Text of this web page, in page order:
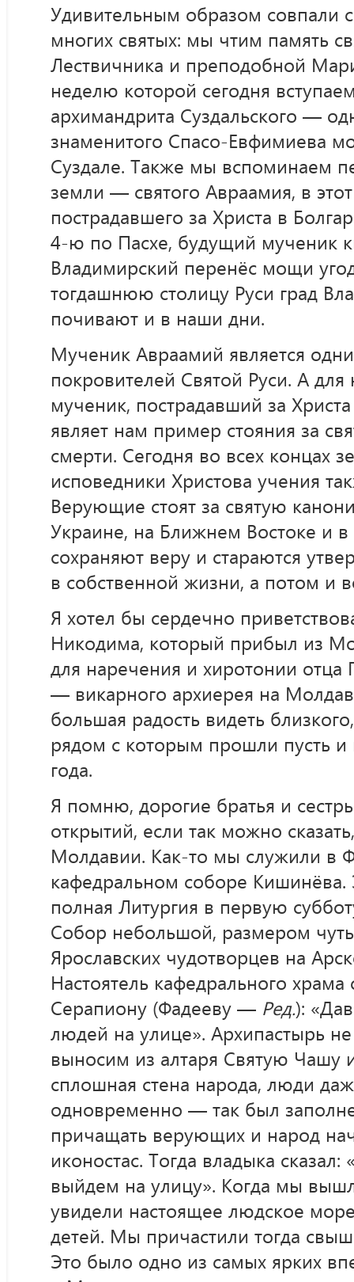
Удивительным образом совпали
многих святых: мы чтим память
Лествичника и преподобной
неделю которой сегодня
архимандрита Суздальского —
знаменитого Спасо-Евфимиева
Суздале. Также мы вспоминаем
земли — святого Авраамия, в
пострадавшего за Христа в
4-ю по Пасхе, будущий мученик
Владимирский перенёс мощи
тогдашнюю столицу Руси град
почивают и в наши дни.
Мученик Авраамий является
покровителей Святой Руси. А
мученик, пострадавший за
являет нам пример стояния за
смерти. Сегодня во всех концах
исповедники Христова учения
Верующие стоят за святую
Украине, на Ближнем Востоке и в
сохраняют веру и стараются
в собственной жизни, а потом и
Я хотел бы сердечно
Никодима, который прибыл из
для наречения и хиротонии отца
— викарного архиерея на
большая радость видеть
рядом с которым прошли пусть и
года.
Я помню, дорогие братья и
открытий, если так можно
Молдавии. Как-то мы служили в
кафедральном соборе Кишинёва.
полная Литургия в первую
Собор небольшой, размером
Ярославских чудотворцев на
Настоятель кафедрального храма
Серапиону (Фадееву — Ред.):
людей на улице». Архипастырь
выносим из алтаря Святую Чашу
сплошная стена народа, люди
одновременно — так был
причащать верующих и народ
иконостас. Тогда владыка сказал:
выйдем на улицу». Когда мы
увидели настоящее людское
детей. Мы причастили тогда
Это было одно из самых ярких